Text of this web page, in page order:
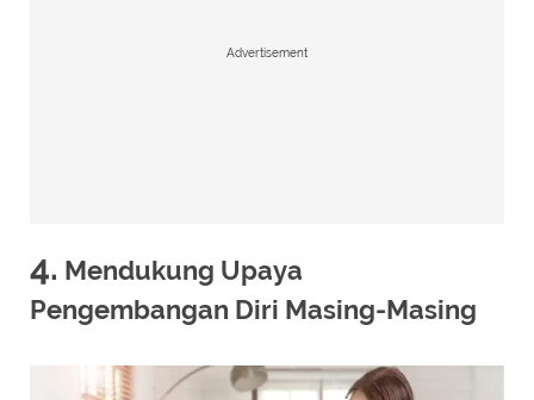
Advertisement
4. Mendukung Upaya
Pengembangan Diri Masing-Masing